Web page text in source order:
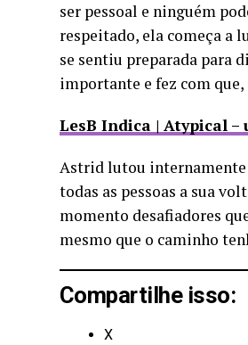
ser pessoal e ninguém
respeitado, ela começa a
se sentiu preparada para
importante e fez com que,
LesB Indica | Atypical –
Astrid lutou internamente
todas as pessoas a sua
momento desafiadores
mesmo que o caminho
Compartilhe isso:
X